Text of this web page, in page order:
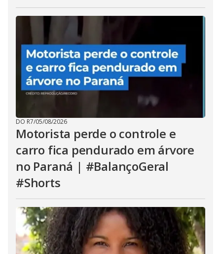
DO R7/05/08/2026
Motorista perde o controle e
carro fica pendurado em árvore
no Paraná | #BalançoGeral
#Shorts